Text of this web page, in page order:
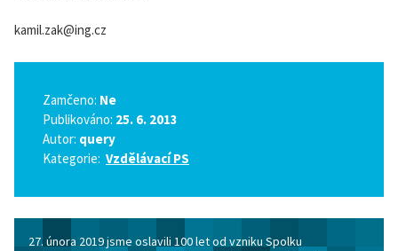
kamil.zak@ing.cz
Zamčeno: Ne
Publikováno: 25. 6. 2013
Autor: query
Kategorie: Vzdělávací PS
27. února 2019 jsme oslavili 100 let od vzniku Spolku